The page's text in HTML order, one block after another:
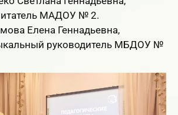
МАДОУ № 2.
Елена Геннадьевна,
руководитель МБДОУ №